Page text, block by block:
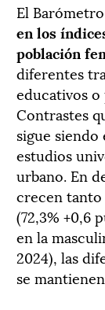
El
en los
población
diferentes
educativos
Contrastes
sigue
estudios
urbano. En
crecen
(72,3% +0,6
en la
2024), las
se